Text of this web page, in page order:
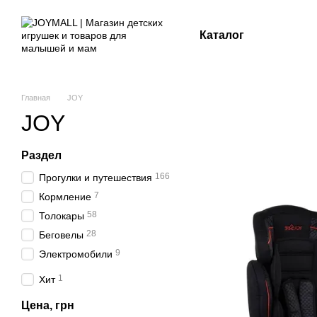
Каталог
Главная JOY
JOY
Раздел
Прогулки и путешествия 166
Кормление 7
Толокары 58
Беговелы 28
Электромобили 9
Хит 1
Цена, грн